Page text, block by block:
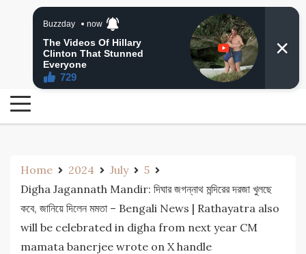
24 Ghanta Bangla News
24 Ghanta Bengali News
Home 2024 July
5
Digha Jagannath Mandir: দিঘার জগন্নাথ মন্দিরের দরজা খুলছে
কবে, জানিয়ে দিলেন মমতা – Bengali News | Rathayatra also
will be celebrated in digha from next year CM
mamata banerjee wrote on X handle